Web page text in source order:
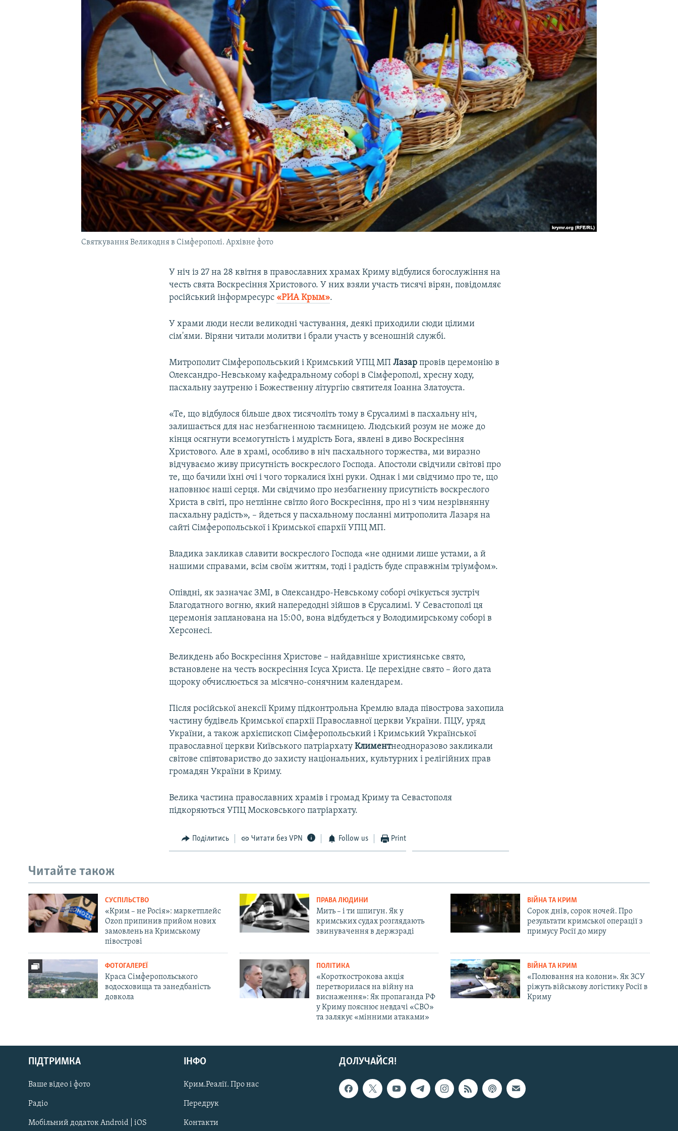
УКРАЇНСЬКА ПРОБЛЕМА КРИМУ
Русский
Qırımtatar
ДОЛУЧАЙСЯ!
Святкування Великодня в Сімферополі. Архівне фото
У ніч із 27 на 28 квітня в православних храмах Криму відбулися богослужіння на
честь свята Воскресіння Христового. У них взяли участь тисячі вірян, повідомляє
російський інформресурс «РИА Крым».
У храми люди несли великодні частування, деякі приходили сюди цілими
сім'ями. Віряни читали молитви і брали участь у всеношній службі.
Митрополит Сімферопольський і Кримський УПЦ МПЛазар провів церемонію в
Олександро-Невському кафедральному соборі в Сімферополі, хресну ходу,
пасхальну заутреню і Божественну літургію святителя Іоанна Златоуста.
«Те, що відбулося більше двох тисячоліть тому в Єрусалимі в пасхальну ніч,
залишається для нас незбагненною таємницею. Людський розум не може до
кінця осягнути всемогутність і мудрість Бога, явлені в диво Воскресіння
Христового. Але в храмі, особливо в ніч пасхального торжества, ми виразно
відчуваємо живу присутність воскреслого Господа. Апостоли свідчили світові про
те, що бачили їхні очі і чого торкалися їхні руки. Однак і ми свідчимо про те, що
наповнює наші серця. Ми свідчимо про незбагненну присутність воскреслого
Христа в світі, про нетлінне світло його Воскресіння, про ні з чим незрівнянну
пасхальну радість», – йдеться у пасхальному посланні митрополита Лазаря на
сайті Сімферопольської і Кримської єпархії УПЦ МП.
Владика закликав славити воскреслого Господа «не одними лише устами, а й
нашими справами, всім своїм життям, тоді і радість буде справжнім тріумфом».
Опівдні, як зазначає ЗМІ, в Олександро-Невському соборі очікується зустріч
Благодатного вогню, який напередодні зійшов в Єрусалимі. У Севастополі ця
церемонія запланована на 15:00, вона відбудеться у Володимирському соборі в
Херсонесі.
Великдень або Воскресіння Христове – найдавніше християнське свято,
встановлене на честь воскресіння Ісуса Христа. Це перехідне свято – його дата
щороку обчислюється за місячно-сонячним календарем.
Після російської анексії Криму підконтрольна Кремлю влада півострова захопила
частину будівель Кримської єпархії Православної церкви України. ПЦУ, уряд
України, а також архієпископ Сімферопольський і Кримський Української
православної церкви Київського патріархатуКлиментнеодноразово закликали
світове співтовариство до захисту національних, культурних і релігійних прав
громадян України в Криму.
Велика частина православних храмів і громад Криму та Севастополя
підкоряються УПЦ Московського патріархату.
Поділитись Читати без VPN Follow us Print
Читайте також
СУСПІЛЬСТВО
«Крим – не Росія»: маркетплейс
Ozon припинив прийом нових
замовлень на Кримському
півострові
ПРАВА ЛЮДИНИ
Мить – і ти шпигун. Як у
кримських судах розглядають
звинувачення в держзраді
ВІЙНА ТА КРИМ
Сорок днів, сорок ночей. Про
результати кримської операції з
примусу Росії до миру
ФОТОГАЛЕРЕЇ
Краса Сімферопольського
водосховища та занедбаність
довкола
ПОЛІТИКА
«Короткострокова акція
перетворилася на війну на
виснаження»: Як пропаганда РФ
у Криму пояснює невдачі «СВО»
та залякує «мінними атаками»
ВІЙНА ТА КРИМ
«Полювання на колони». Як ЗСУ
ріжуть військову логістику Росії в
Криму
ДОЛУЧАЙСЯ!
ПІДТРИМКА
Ваше відео і фото
Радіо
Мобільний додаток Android | iOS
ІНФО
Крим.Реалії. Про нас
Передрук
Контакти